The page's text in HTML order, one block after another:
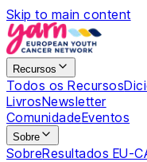
Skip to main content
Recursos
Todos os Recursos
LivrosNewsletter
ComunidadeEventos
Sobre
SobreResultados EU-